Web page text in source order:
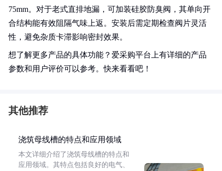
75mm。对于老式直排地漏，可加装硅胶防臭阀，其单向开
合结构能有效阻隔气味上返。安装后需定期检查阀片灵活
性，避免杂质卡滞影响密封效果。
想了解更多产品的具体功能？爱采购平台上有详细的产品
参数和用户评价可以参考。快来看看吧！
其他推荐
浇筑母线槽的特点和应用领域
本文详细介绍了浇筑母线槽的特点和
应用领域。其特点包括良好的电气、